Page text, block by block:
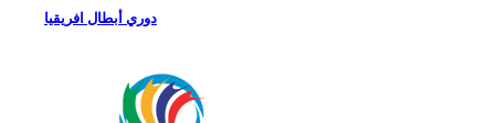
دوري أبطال افريقيا